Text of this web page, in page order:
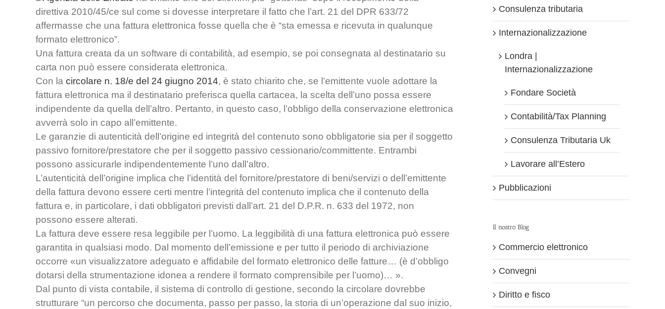
direttiva 2010/45/ce sul come si dovesse interpretare il fatto che l’art. 21 del DPR 633/72
affermasse che una fattura elettronica fosse quella che è “sta emessa e ricevuta in qualunque
formato elettronico”.
Una fattura creata da un software di contabilità, ad esempio, se poi consegnata al destinatario su
carta non può essere considerata elettronica.
Con la circolare n. 18/e del 24 giugno 2014, è stato chiarito che, se l’emittente vuole adottare la
fattura elettronica ma il destinatario preferisca quella cartacea, la scelta dell’uno possa essere
indipendente da quella dell’altro. Pertanto, in questo caso, l’obbligo della conservazione elettronica
avverrà solo in capo all’emittente.
Le garanzie di autenticità dell’origine ed integrità del contenuto sono obbligatorie sia per il soggetto
passivo fornitore/prestatore che per il soggetto passivo cessionario/committente. Entrambi
possono assicurarle indipendentemente l’uno dall’altro.
L’autenticità dell’origine implica che l’identità del fornitore/prestatore di beni/servizi o dell’emittente
della fattura devono essere certi mentre l’integrità del contenuto implica che il contenuto della
fattura e, in particolare, i dati obbligatori previsti dall’art. 21 del D.P.R. n. 633 del 1972, non
possono essere alterati.
La fattura deve essere resa leggibile per l’uomo. La leggibilità di una fattura elettronica può essere
garantita in qualsiasi modo. Dal momento dell’emissione e per tutto il periodo di archiviazione
occorre «un visualizzatore adeguato e affidabile del formato elettronico delle fatture… (è d’obbligo
dotarsi della strumentazione idonea a rendere il formato comprensibile per l’uomo)… ».
Dal punto di vista contabile, il sistema di controllo di gestione, secondo la circolare dovrebbe
strutturare “un percorso che documenta, passo per passo, la storia di un’operazione dal suo inizio,
Consulenza tributaria
Internazionalizzazione
Londra |
Internazionalizzazione
Fondare Società
Contabilità/Tax Planning
Consulenza Tributaria Uk
Lavorare all’Estero
Pubblicazioni
Il nostro Blog
Commercio elettronico
Convegni
Diritto e fisco